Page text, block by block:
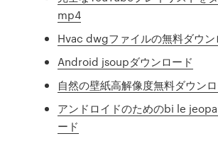
mp4
Hvac dwgファイルの無料ダウン
Android jsoupダウンロード
自然の壁紙高解像度無料ダウン
アンドロイドのためのbi le
ード